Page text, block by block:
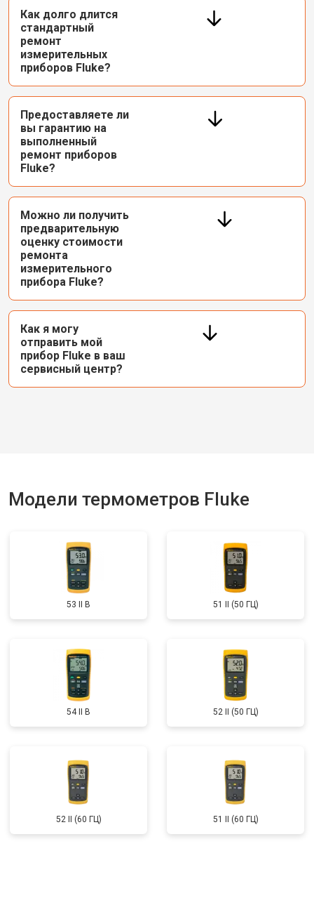
Как долго длится
стандартный
ремонт
измерительных
приборов Fluke?
Предоставляете ли
вы гарантию на
выполненный
ремонт приборов
Fluke?
Можно ли получить
предварительную
оценку стоимости
ремонта
измерительного
прибора Fluke?
Как я могу
отправить мой
прибор Fluke в ваш
сервисный центр?
Модели термометров Fluke
53 II B 51 II (50 ГЦ)
54 II B 52 II (50 ГЦ)
52 II (60 ГЦ) 51 II (60 ГЦ)